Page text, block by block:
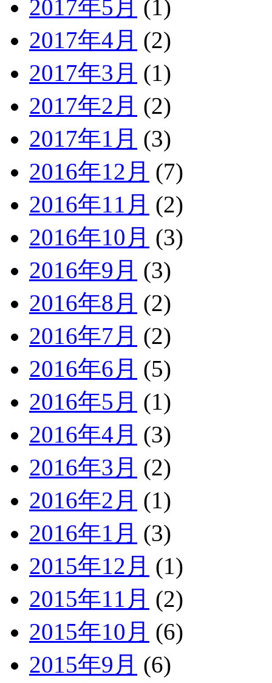
2017年5月 (1)
2017年4月 (2)
2017年3月 (1)
2017年2月 (2)
2017年1月 (3)
2016年12月 (7)
2016年11月 (2)
2016年10月 (3)
2016年9月 (3)
2016年8月 (2)
2016年7月 (2)
2016年6月 (5)
2016年5月 (1)
2016年4月 (3)
2016年3月 (2)
2016年2月 (1)
2016年1月 (3)
2015年12月 (1)
2015年11月 (2)
2015年10月 (6)
2015年9月 (6)